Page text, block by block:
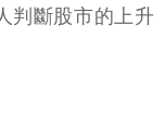
判斷股市的上升